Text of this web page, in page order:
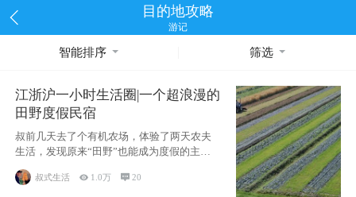
目的地攻略
游记
智能排序 筛选
江浙沪一小时生活圈|一个超浪漫的
田野度假民宿
叔前几天去了个有机农场，体验了两天农夫
生活，发现原来“田野”也能成为度假的主旋
律。江
叔式生活  1.0万 20